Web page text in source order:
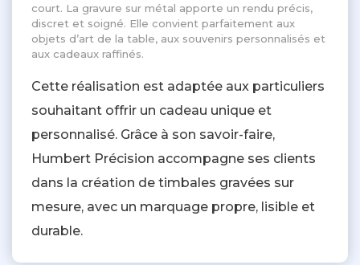
court. La gravure sur métal apporte un rendu précis,
discret et soigné. Elle convient parfaitement aux
objets d’art de la table, aux souvenirs personnalisés et
aux cadeaux raffinés.
Cette réalisation est adaptée aux particuliers
souhaitant offrir un cadeau unique et
personnalisé. Grâce à son savoir-faire,
Humbert Précision accompagne ses clients
dans la création de timbales gravées sur
mesure, avec un marquage propre, lisible et
durable.